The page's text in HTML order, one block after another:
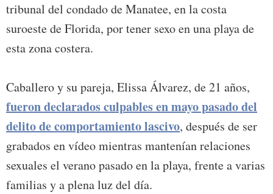
tribunal del condado de Manatee, en la costa
suroeste de Florida, por tener sexo en una playa de
esta zona costera.
Caballero y su pareja, Elissa Álvarez, de 21 años,
fueron declarados culpables en mayo pasado del
delito de comportamiento lascivo, después de ser
grabados en vídeo mientras mantenían relaciones
sexuales el verano pasado en la playa, frente a varias
familias y a plena luz del día.